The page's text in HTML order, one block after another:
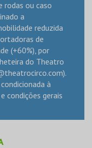
rodas ou caso
a
reduzida
de
(+60%), por
do Theatro
).
à
condições gerais